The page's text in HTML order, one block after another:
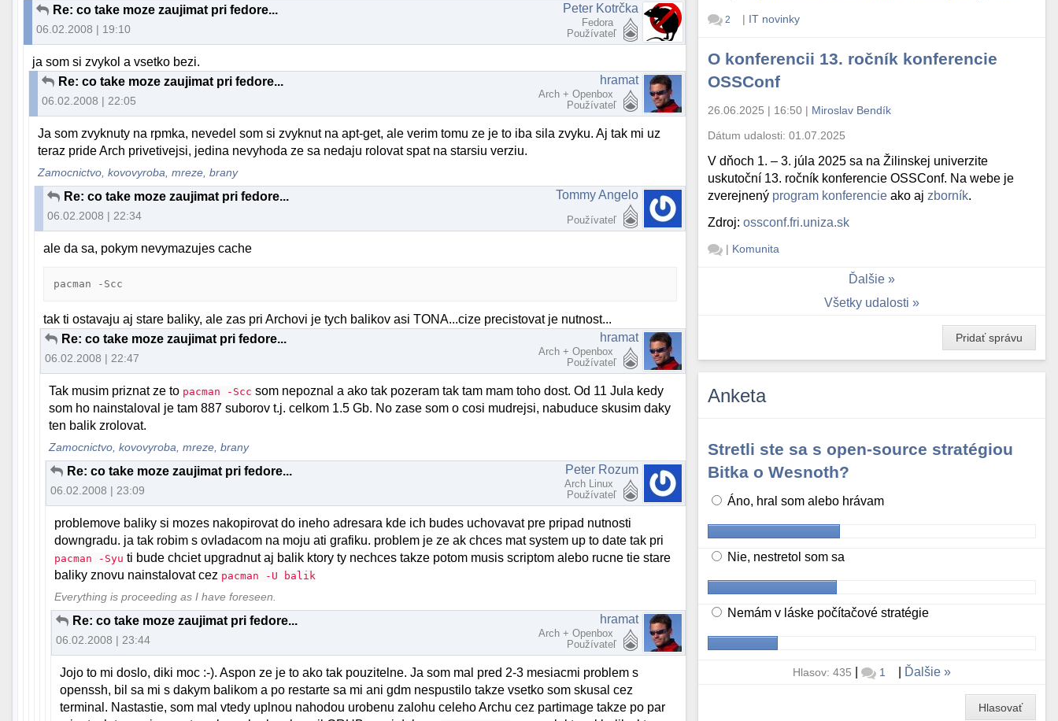
Re: co take moze zaujimat pri fedore...
06.02.2008 | 19:10
Peter Kotrčka
Fedora
Používateľ
ja som si zvykol a vsetko bezi.
Re: co take moze zaujimat pri fedore...
06.02.2008 | 22:05
hramat
Arch + Openbox
Používateľ
Ja som zvyknuty na rpmka, nevedel som si zvyknut na apt-get, ale verim tomu ze je to iba sila zvyku. Aj tak mi uz
teraz pride Arch privetivejsi, jedina nevyhoda ze sa nedaju rolovat spat na starsiu verziu.
Zamocnictvo, kovovyroba, mreze, brany
Re: co take moze zaujimat pri fedore...
06.02.2008 | 22:34
Tommy Angelo
Používateľ
ale da sa, pokym nevymazujes cache
pacman -Scc
tak ti ostavaju aj stare baliky, ale zas pri Archovi je tych balikov asi TONA...cize precistovat je nutnost...
Re: co take moze zaujimat pri fedore...
06.02.2008 | 22:47
hramat
Arch + Openbox
Používateľ
Tak musim priznat ze to pacman -Scc som nepoznal a ako tak pozeram tak tam mam toho dost. Od 11 Jula kedy
som ho nainstaloval je tam 887 suborov t.j. celkom 1.5 Gb. No zase som o cosi mudrejsi, nabuduce skusim daky
ten balik zrolovat.
Zamocnictvo, kovovyroba, mreze, brany
Re: co take moze zaujimat pri fedore...
06.02.2008 | 23:09
Peter Rozum
Arch Linux
Používateľ
problemove baliky si mozes nakopirovat do ineho adresara kde ich budes uchovavat pre pripad nutnosti
downgradu. ja tak robim s ovladacom na moju ati grafiku. problem je ze ak chces mat system up to date tak pri
pacman -Syu ti bude chciet upgradnut aj balik ktory ty nechces takze potom musis scriptom alebo rucne tie stare
baliky znovu nainstalovat cez pacman -U balik
Everything is proceeding as I have foreseen.
Re: co take moze zaujimat pri fedore...
06.02.2008 | 23:44
hramat
Arch + Openbox
Používateľ
Jojo to mi doslo, diki moc :-). Aspon ze je to ako tak pouzitelne. Ja som mal pred 2-3 mesiacmi problem s
openssh, bil sa mi s dakym balikom a po restarte sa mi ani gdm nespustilo takze vsetko som skusal cez
terminal. Nastastie, som mal vtedy uplnou nahodou urobenu zalohu celeho Archu cez partimage takze po par
2 | IT novinky
O konferencii 13. ročník konferencie
OSSConf
26.06.2025 | 16:50 | Miroslav Bendík
Dátum udalosti:01.07.2025
V dňoch 1. – 3. júla 2025 sa na Žilinskej univerzite
uskutoční 13. ročník konferencie OSSConf. Na webe je
zverejnený program konferencie ako aj zborník.
Zdroj:ossconf.fri.uniza.sk
| Komunita
Ďalšie
Všetky udalosti
Pridať správu
Anketa
Stretli ste sa s open-source stratégiou
Bitka o Wesnoth?
Áno, hral som alebo hrávam
Nie, nestretol som sa
Nemám v láske počítačové stratégie
Hlasov: 435 | 1 Ďalšie
Hlasovať